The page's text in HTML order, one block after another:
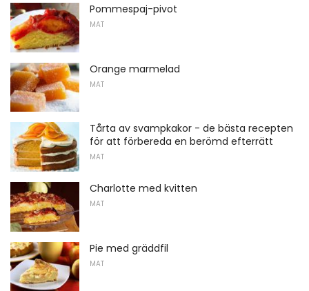
Pommespaj-pivot
MAT
Orange marmelad
MAT
Tårta av svampkakor - de bästa recepten
för att förbereda en berömd efterrätt
MAT
Charlotte med kvitten
MAT
Pie med gräddfil
MAT